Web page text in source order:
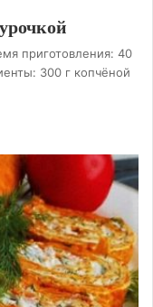
приготовления: 40
300 г копчёной